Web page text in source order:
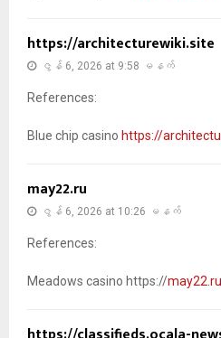
https://architecturewiki.site
ဇွန် 6, 2026 at 9:58 မနက်
References:
Blue chip casino https://
may22.ru
ဇွန် 6, 2026 at 10:26 မနက်
References:
Meadows casino https://may22.ru